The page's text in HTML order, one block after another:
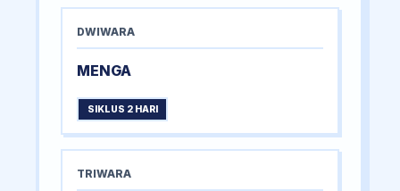
DWIWARA
MENGA
SIKLUS 2 HARI
TRIWARA